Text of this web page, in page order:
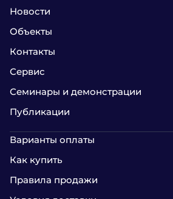
Новости
Объекты
Контакты
Сервис
Семинары и демонстрации
Публикации
Варианты оплаты
Как купить
Правила продажи